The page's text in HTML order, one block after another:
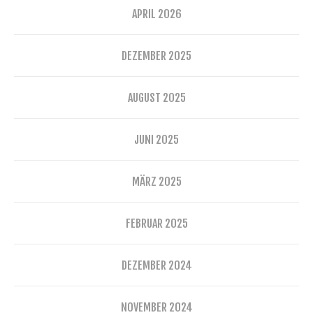
APRIL 2026
DEZEMBER 2025
AUGUST 2025
JUNI 2025
MÄRZ 2025
FEBRUAR 2025
DEZEMBER 2024
NOVEMBER 2024